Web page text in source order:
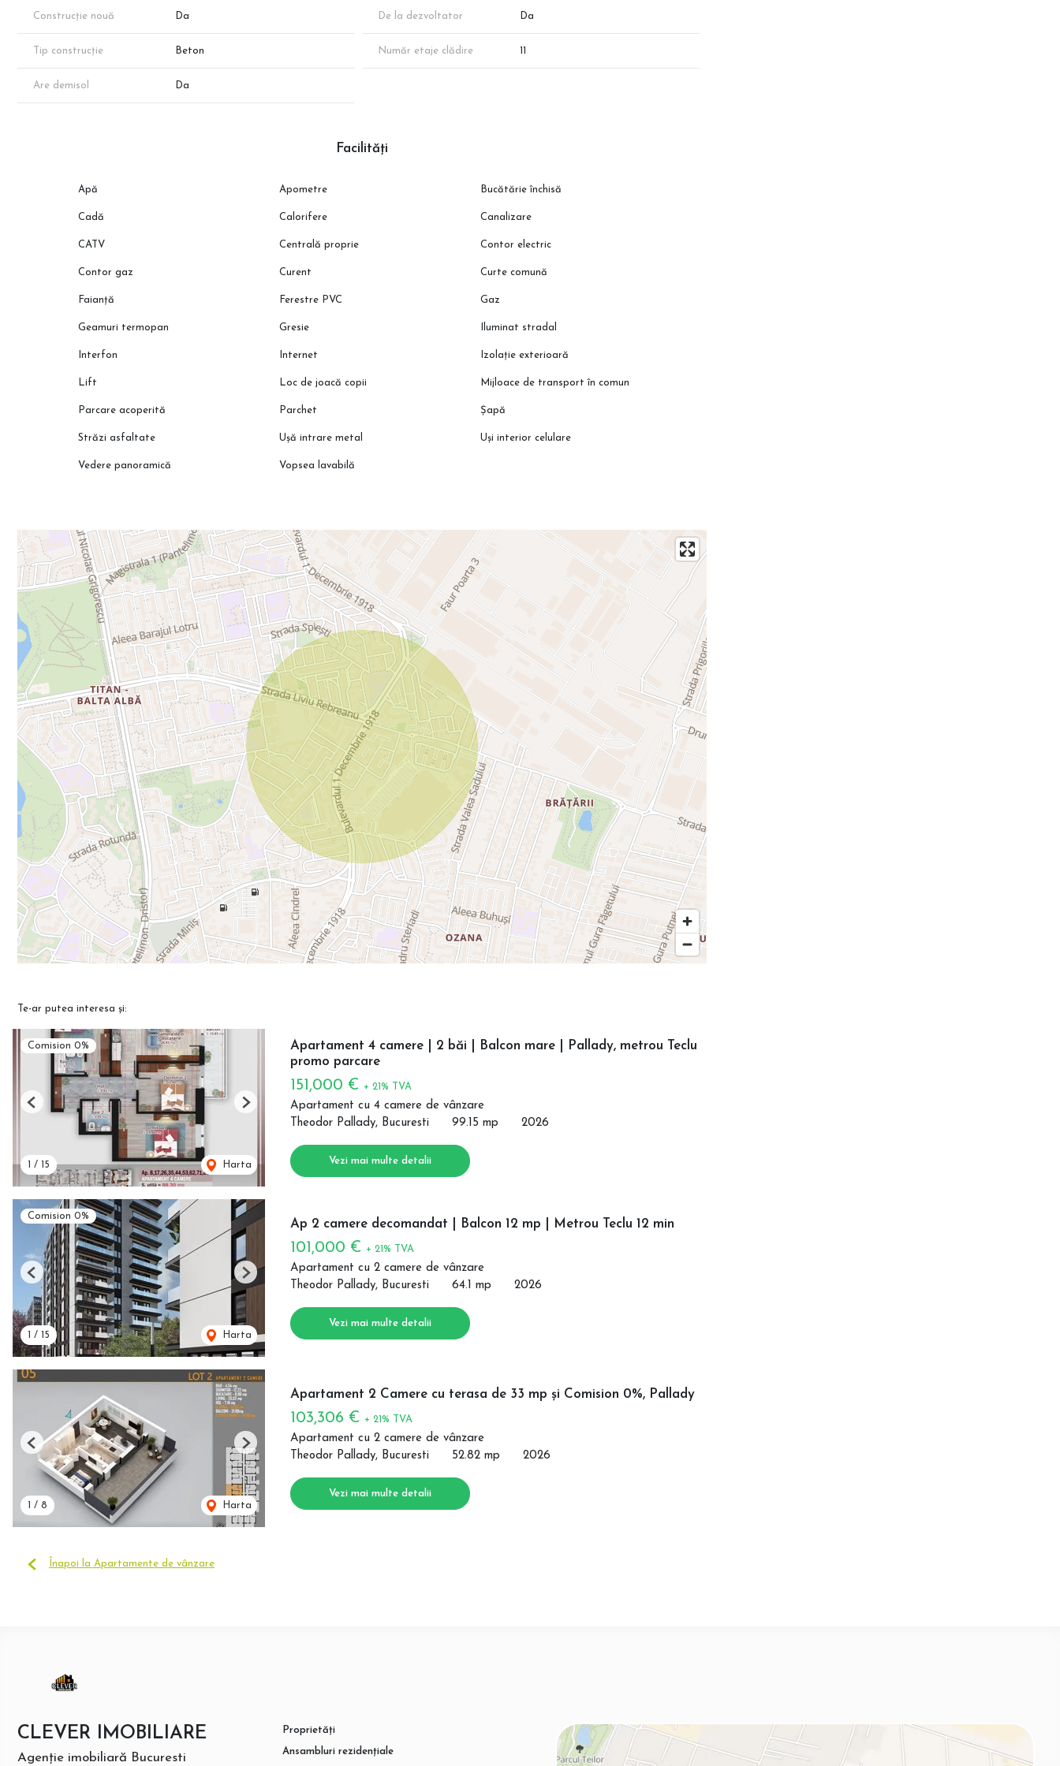
Construcție nouă Da De la dezvoltator Da
Tip construcție Beton Număr etaje clădire
Are demisol Da
Facilități
Apă Apometre Bucătărie închisă
Cadă Calorifere Canalizare
CATV Centrală proprie Contor electric
Contor gaz Curent Curte comună
Faianță Ferestre PVC Gaz
Geamuri termopan Gresie Iluminat stradal
Interfon Internet Izolație exterioară
Lift Loc de joacă copii Mijloace de transport în comun
Parcare acoperită Parchet Șapă
Străzi asfaltate Ușă intrare metal Uși interior celulare
Vedere panoramică Vopsea lavabilă
Te-ar putea interesa și:
Comision 0%
/ 15 Harta
Previous Next
Apartament 4 camere | 2 băi | Balcon mare | Pallady, metrou Teclu
promo parcare
151,000 € + 21% TVA
Apartament cu 4 camere de vânzare
Theodor Pallady, Bucuresti
99.15 mp 2026
Vezi mai multe detalii
Comision 0%
/ 15 Harta
Previous Next
Ap 2 camere decomandat | Balcon 12 mp | Metrou Teclu 12 min
101,000 € + 21% TVA
Apartament cu 2 camere de vânzare
Theodor Pallady, Bucuresti
64.1 mp 2026
Vezi mai multe detalii
/ 8 Harta
Previous Next
Apartament 2 Camere cu terasa de 33 mp și Comision 0%, Pallady
103,306 € + 21% TVA
Apartament cu 2 camere de vânzare
Theodor Pallady, Bucuresti
52.82 mp 2026
Vezi mai multe detalii
Înapoi la Apartamente de vânzare
CLEVER IMOBILIARE
Agenție imobiliară Bucuresti
Proprietăți
Ansambluri rezidențiale